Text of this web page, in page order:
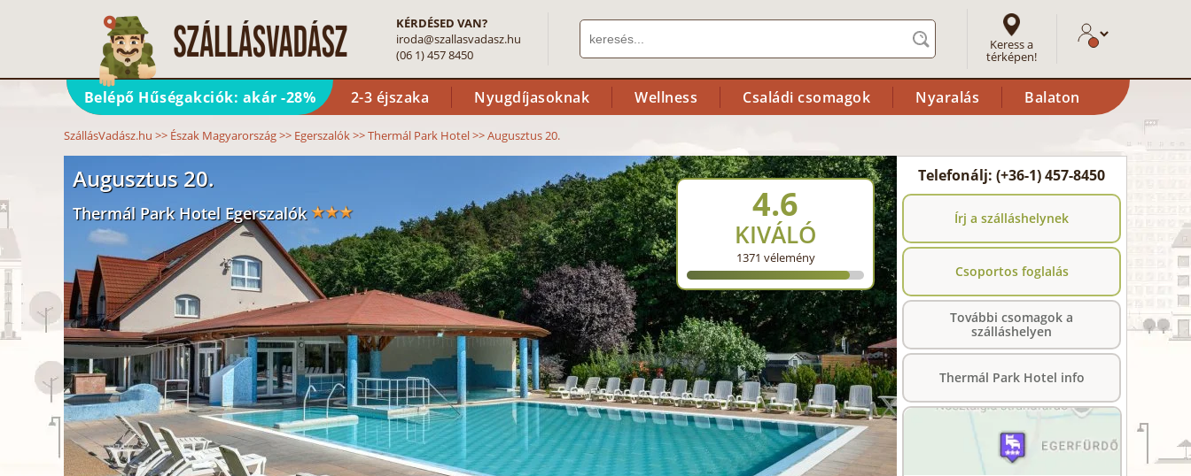
KÉRDÉSED VAN?
iroda@szallasvadasz.hu
(06 1) 457 8450
Keress a
térképen!
Belépő Hűségakciók: akár -28% 2-3 éjszaka Nyugdíjasoknak Wellness Családi csomagok Nyaralás Balaton
SzállásVadász.hu >> Észak Magyarország>> Egerszalók>>Thermál Park Hotel>>Augusztus 20.
Augusztus 20.
Thermál Park Hotel Egerszalók 4.6
KIVÁLÓ
1371 vélemény
Telefonálj: (+36-1) 457-8450
Írj a szálláshelynek
Csoportos foglalás
További csomagok a
szálláshelyen
Thermál Park Hotel info